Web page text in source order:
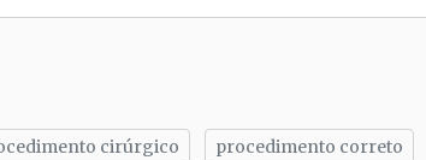
cirúrgico
procedimento correto